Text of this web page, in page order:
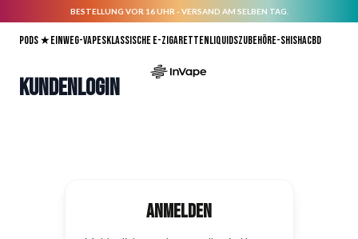
BESTELLUNG VOR 16 UHR - VERSAND AM SELBEN TAG.
Pods ★Einweg-VapesKlassische E-ZigarettenLiquidsZubehörE-ShishaCBD
Kundenlogin
Anmelden